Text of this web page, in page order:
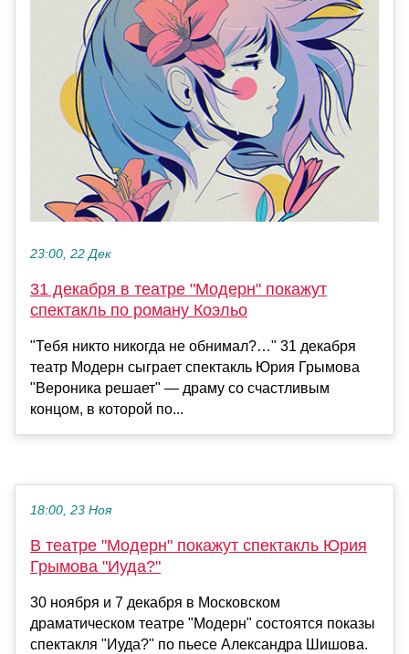
23:00, 22 Дек
31 декабря в театре "Модерн" покажут
спектакль по роману Коэльо
"Тебя никто никогда не обнимал?…" 31 декабря
театр Модерн сыграет спектакль Юрия Грымова
"Вероника решает" — драму со счастливым
концом, в которой по...
18:00, 23 Ноя
В театре "Модерн" покажут спектакль Юрия
Грымова "Иуда?"
30 ноября и 7 декабря в Московском
драматическом театре "Модерн" состоятся показы
спектакля "Иуда?" по пьесе Александра Шишова.